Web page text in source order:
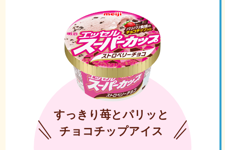
すっきり苺とパリッと
チョコチップアイス